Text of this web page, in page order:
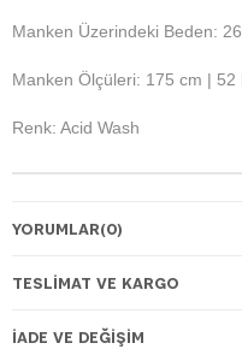
Manken Üzerindeki Beden: 26
Manken Ölçüleri: 175 cm | 52
Renk: Acid Wash
YORUMLAR(0)
TESLIMAT VE KARGO
İADE VE DEĞIŞIM